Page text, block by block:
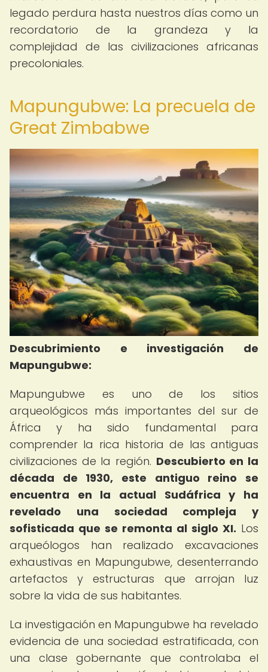
legado perdura hasta nuestros días como un
recordatorio de la grandeza y la
complejidad de las civilizaciones africanas
precoloniales.
Mapungubwe: La precuela de
Great Zimbabwe
Descubrimiento e investigación de
Mapungubwe:
Mapungubwe es uno de los sitios
arqueológicos más importantes del sur de
África y ha sido fundamental para
comprender la rica historia de las antiguas
civilizaciones de la región. Descubierto en la
década de 1930, este antiguo reino se
encuentra en la actual Sudáfrica y ha
revelado una sociedad compleja y
sofisticada que se remonta al siglo XI. Los
arqueólogos han realizado excavaciones
exhaustivas en Mapungubwe, desenterrando
artefactos y estructuras que arrojan luz
sobre la vida de sus habitantes.
La investigación en Mapungubwe ha revelado
evidencia de una sociedad estratificada, con
una clase gobernante que controlaba el